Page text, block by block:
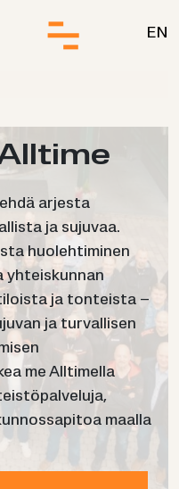
EN
arjesta
ja sujuvaa.
huolehtiminen
yhteiskunnan
ja tonteista –
ja turvallisen
me Alltimella
maalla